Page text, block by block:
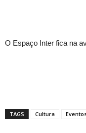
O Espaço Inter fica na
TAGS Cultura